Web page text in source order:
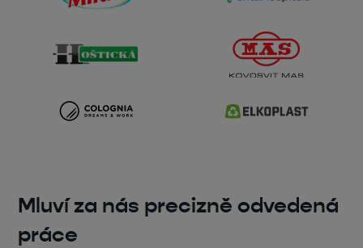
Mluví za nás precizně odvedená
práce